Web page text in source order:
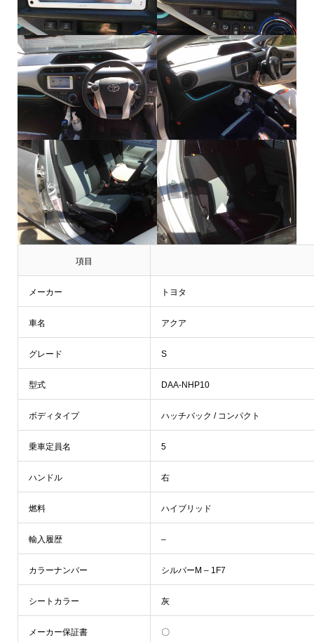
項目
メーカー トヨタ
車名 アクア
グレード S
型式 DAA-NHP10
ボディタイプ ハッチバック / コンパクト
乗車定員名 5
ハンドル 右
燃料 ハイブリッド
輸入履歴 –
カラーナンバー シルバーM – 1F7
シートカラー 灰
メーカー保証書 〇